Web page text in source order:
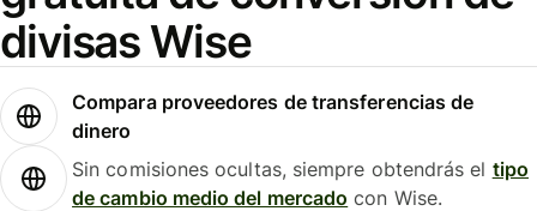
divisas Wise
Compara proveedores de transferencias de
dinero
Sin comisiones ocultas, siempre obtendrás el tipo
de cambio medio del mercado con Wise.